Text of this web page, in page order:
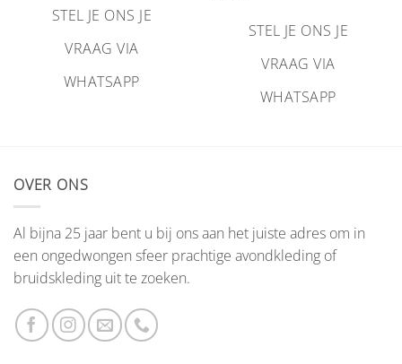
STEL JE ONS JE
VRAAG VIA
WHATSAPP
STEL JE ONS JE
VRAAG VIA
WHATSAPP
OVER ONS
Al bijna 25 jaar bent u bij ons aan het juiste adres om in
een ongedwongen sfeer prachtige avondkleding of
bruidskleding uit te zoeken.